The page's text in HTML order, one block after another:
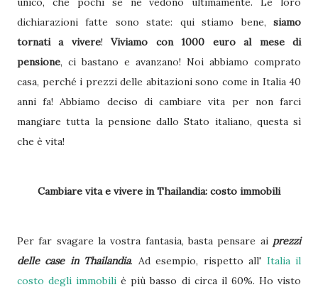
dichiarazioni fatte sono state: qui stiamo bene, siamo
tornati a vivere!Viviamo con 1000 euro al mese di
pensione, ci bastano e avanzano! Noi abbiamo comprato
casa, perché i prezzi delle abitazioni sono come in Italia 40
anni fa! Abbiamo deciso di cambiare vita per non farci
mangiare tutta la pensione dallo Stato italiano, questa sì
che è vita!
Cambiare vita e vivere in Thailandia: costo immobili
Per far svagare la vostra fantasia, basta pensare ai prezzi
delle case in Thailandia. Ad esempio, rispetto all' Italia il
costo degli immobili è più basso di circa il 60%. Ho visto